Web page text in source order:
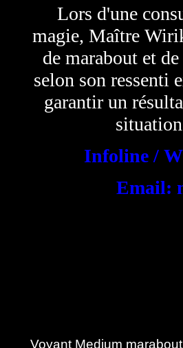
Lors d'une
magie, Maître
de marabout et
selon son ressenti
garantir un
Infoline /
Email:
Voyant Medium